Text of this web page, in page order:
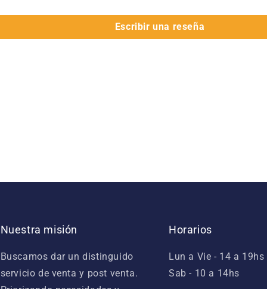
Escribir una reseña
Nuestra misión
Buscamos dar un distinguido
servicio de venta y post venta.
Horarios
Lun a Vie - 14 a 19hs
Sab - 10 a 14hs